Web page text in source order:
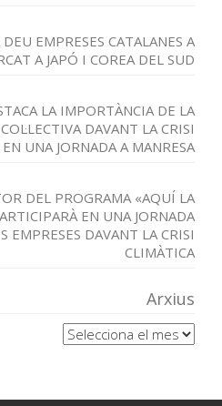
EMPRESES CATALANES A
A JAPÓ I COREA DEL SUD
LA IMPORTÀNCIA DE LA
DAVANT LA CRISI
UNA JORNADA A MANRESA
DEL PROGRAMA «AQUÍ LA
EN UNA JORNADA
EMPRESES DAVANT LA CRISI
CLIMÀTICA
Arxius
Arxius